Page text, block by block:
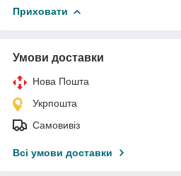
Приховати
Умови доставки
Нова Пошта
Укрпошта
Самовивіз
Всі умови доставки